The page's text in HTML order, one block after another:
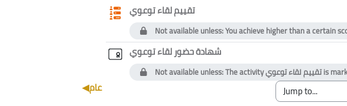
تقييم لقاء توعويQuestionnaire
Not available unless: You achieve higher than a certain
شهادة حضور لقاء توعويCustom certificate
Not available unless: The activityتقييم لقاء توعويis
◀︎عام